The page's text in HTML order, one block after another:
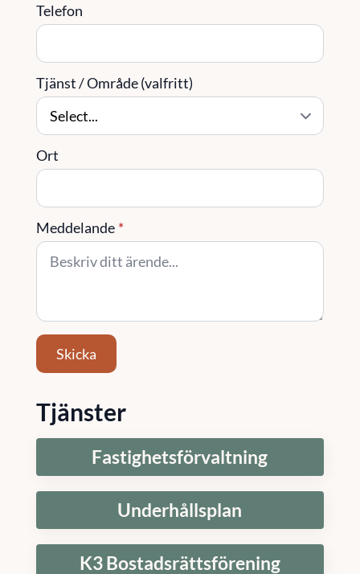
Telefon
Tjänst / Område (valfritt)
Ort
Meddelande *
Skicka
Tjänster
Fastighetsförvaltning
Underhållsplan
K3 Bostadsrättsförening